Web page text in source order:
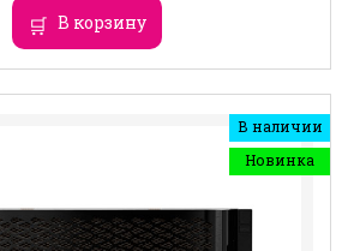
В корзину
В наличии
Новинка